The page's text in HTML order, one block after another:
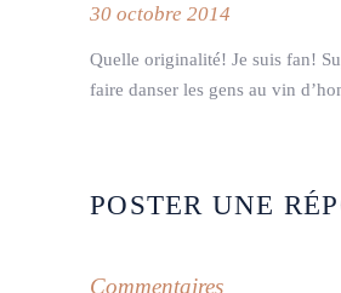
30 octobre 2014
Quelle originalité! Je suis fan!
faire danser les gens au vin
POSTER UNE